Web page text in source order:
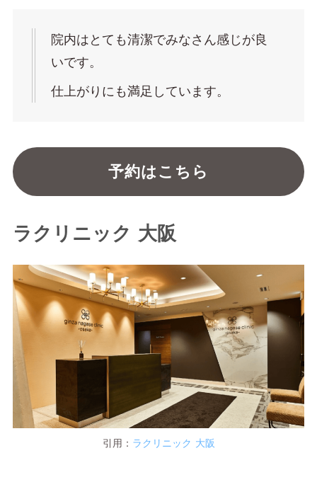
院内はとても清潔でみなさん感じが良
いです。
仕上がりにも満足しています。
予約はこちら
ラクリニック 大阪
引用： ラクリニック 大阪